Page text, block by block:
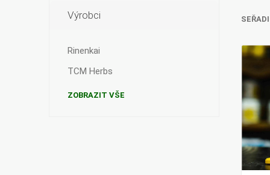
Ostatní
Výrobci
Rinenkai
TCM Herbs
ZOBRAZIT VŠE